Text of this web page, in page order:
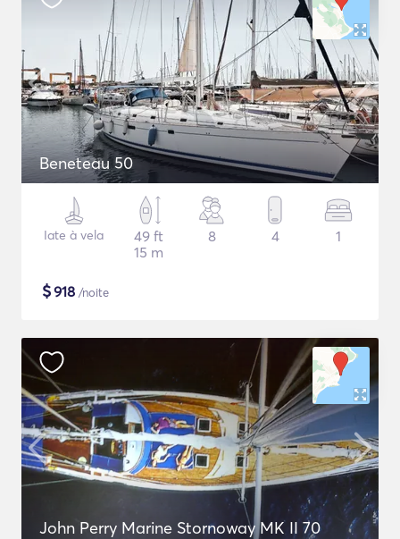
Beneteau 50
Iate à vela
49 ft
15 m
8 4 1
$918 /noite
John Perry Marine Stornoway MK II 70